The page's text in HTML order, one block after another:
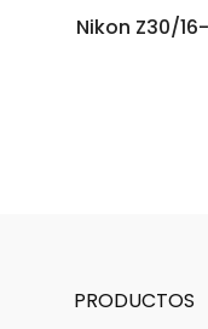
Nikon Z30/
PRODUCTOS